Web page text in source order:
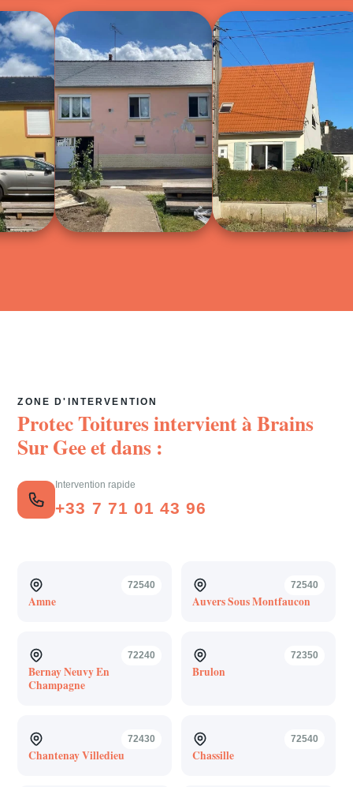
ZONE D'INTERVENTION
Protec Toitures intervient àBrains
Sur Geeet dans :
Intervention rapide
+33 7 71 01 43 96
72540
Amne
72540
Auvers Sous Montfaucon
72240
Bernay Neuvy En
Champagne
72350
Brulon
72430
Chantenay Villedieu
72540
Chassille